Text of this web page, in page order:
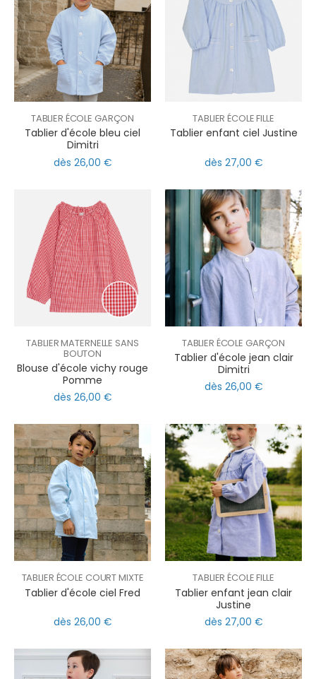
TABLIER ÉCOLE GARÇON
Tablier d'école bleu ciel
Dimitri
dès 26,00 €
TABLIER ÉCOLE FILLE
Tablier enfant ciel Justine
dès 27,00 €
TABLIER MATERNELLE SANS
BOUTON
Blouse d'école vichy rouge
Pomme
dès 26,00 €
TABLIER ÉCOLE GARÇON
Tablier d'école jean clair
Dimitri
dès 26,00 €
TABLIER ÉCOLE COURT MIXTE
Tablier d'école ciel Fred
dès 26,00 €
TABLIER ÉCOLE FILLE
Tablier enfant jean clair
Justine
dès 27,00 €